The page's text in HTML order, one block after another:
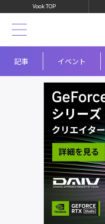
Vook TOP
記事 イベント